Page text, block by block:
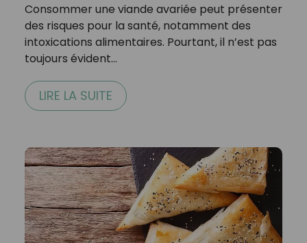
Consommer une viande avariée peut présenter
des risques pour la santé, notamment des
intoxications alimentaires. Pourtant, il n’est pas
toujours évident…
LIRE LA SUITE